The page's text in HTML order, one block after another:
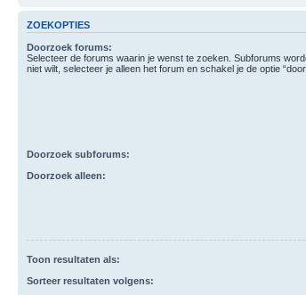
ZOEKOPTIES
Doorzoek forums:
Selecteer de forums waarin je wenst te zoeken. Subforums
niet wilt, selecteer je alleen het forum en schakel je de optie
Doorzoek subforums:
Doorzoek alleen:
Toon resultaten als:
Sorteer resultaten volgens: